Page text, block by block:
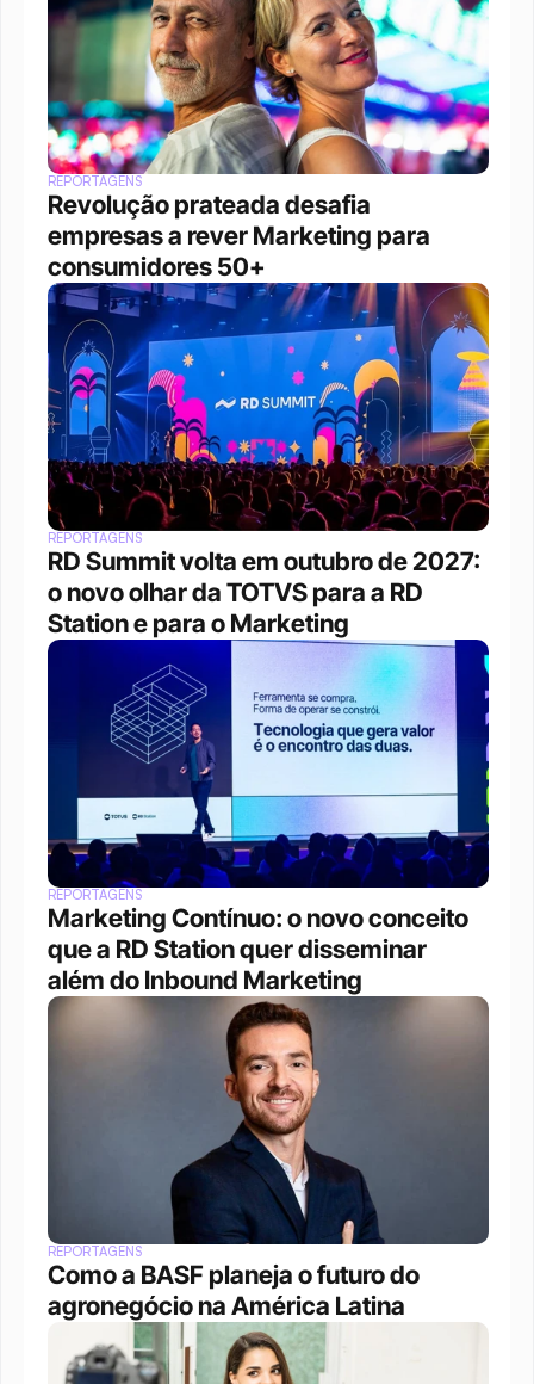
REPORTAGENS
Revolução prateada desafia
empresas a rever Marketing para
consumidores 50+
REPORTAGENS
RD Summit volta em outubro de 2027:
o novo olhar da TOTVS para a RD
Station e para o Marketing
REPORTAGENS
Marketing Contínuo: o novo conceito
que a RD Station quer disseminar
além do Inbound Marketing
REPORTAGENS
Como a BASF planeja o futuro do
agronegócio na América Latina